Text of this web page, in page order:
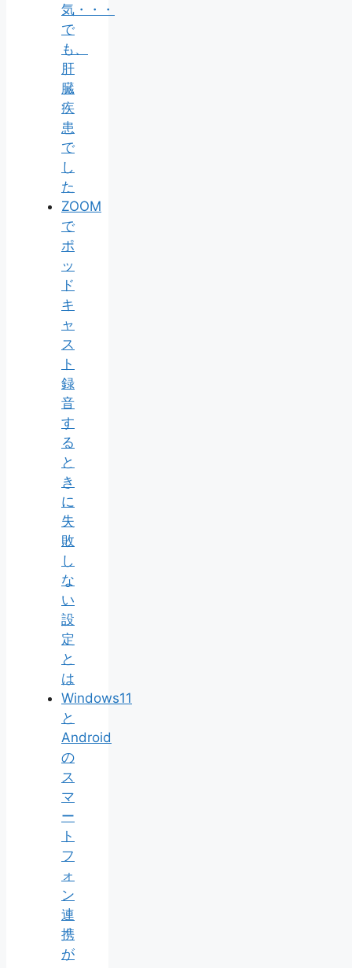
気・・・
で
も、
肝
臓
疾
患
で
し
た
ZOOM
で
ポ
ッ
ド
キ
ャ
ス
ト
録
音
す
る
と
き
に
失
敗
し
な
い
設
定
と
は
Windows11
と
Android
の
ス
マ
ー
ト
フ
ォ
ン
連
携
が